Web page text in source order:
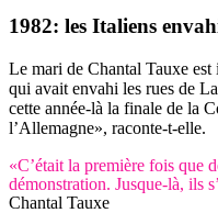
1982: les Italiens
Le mari de Chantal Tauxe
qui avait envahi les rues de
cette année-là la finale de la
l’Allemagne», raconte-t-elle.
«C’était la première fois que
démonstration. Jusque-là, ils
Chantal Tauxe